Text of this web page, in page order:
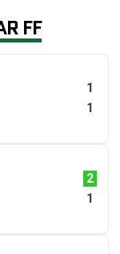
FF
1
1
2
1